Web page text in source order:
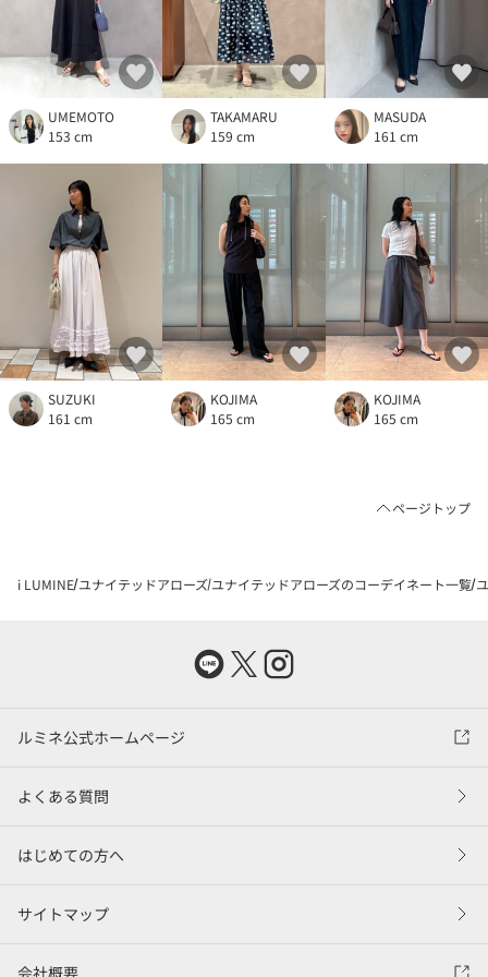
UMEMOTO
153 cm
TAKAMARU
159 cm
MASUDA
161 cm
SUZUKI
161 cm
KOJIMA
165 cm
KOJIMA
165 cm
ページトップ
i LUMINE ユナイテッドアローズ ユナイテッドアローズのコーデイネート一覧
ルミネ公式ホームページ
よくある質問
はじめての方へ
サイトマップ
会社概要